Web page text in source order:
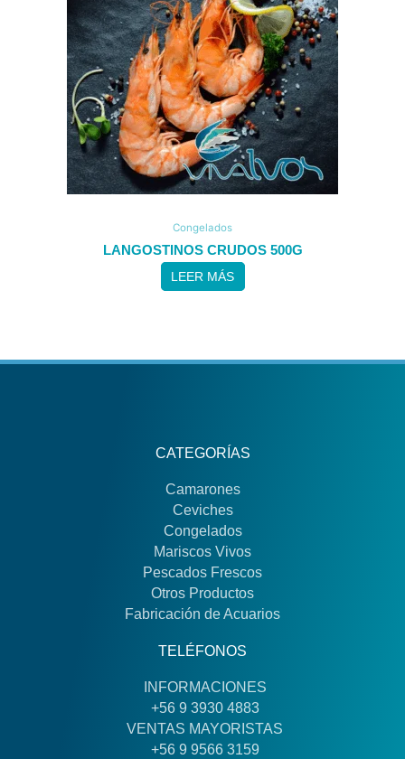
Congelados
LANGOSTINOS CRUDOS 500G
LEER MÁS
CATEGORÍAS
Camarones
Ceviches
Congelados
Mariscos Vivos
Pescados Frescos
Otros Productos
Fabricación de Acuarios
TELÉFONOS
INFORMACIONES
+56 9 3930 4883
VENTAS MAYORISTAS
+56 9 9566 3159